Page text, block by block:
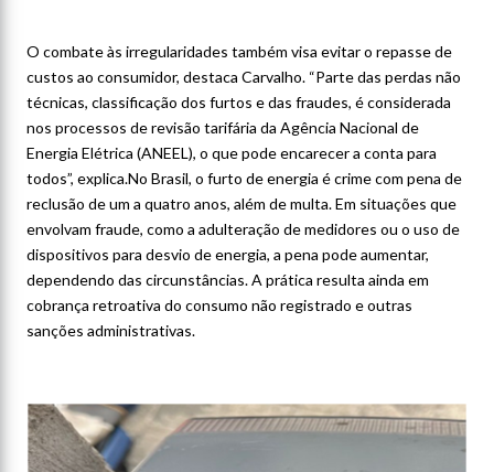
O combate às irregularidades também visa evitar o repasse de
custos ao consumidor, destaca Carvalho. “Parte das perdas não
técnicas, classificação dos furtos e das fraudes, é considerada
nos processos de revisão tarifária da Agência Nacional de
Energia Elétrica (ANEEL), o que pode encarecer a conta para
todos”, explica.No Brasil, o furto de energia é crime com pena de
reclusão de um a quatro anos, além de multa. Em situações que
envolvam fraude, como a adulteração de medidores ou o uso de
dispositivos para desvio de energia, a pena pode aumentar,
dependendo das circunstâncias. A prática resulta ainda em
cobrança retroativa do consumo não registrado e outras
sanções administrativas.